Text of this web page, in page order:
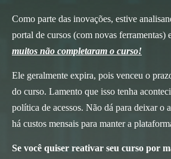
Como parte das inovações, estive
portal de cursos (com novas ferramentas)
muitos não completaram o curso!
Ele geralmente expira, pois venceu o
do curso. Lamento que isso tenha
política de acessos. Não dá para deixar o
há custos mensais para manter a
Se você quiser reativar seu curso por